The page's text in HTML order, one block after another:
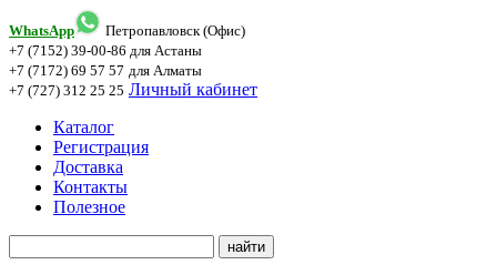
WhatsApp
Петропавловск (Офис)
+7 (7152) 39-00-86 для Астаны
+7 (7172) 69 57 57 для Алматы
+7 (727) 312 25 25 Личный кабинет
Каталог
Регистрация
Доставка
Контакты
Полезное